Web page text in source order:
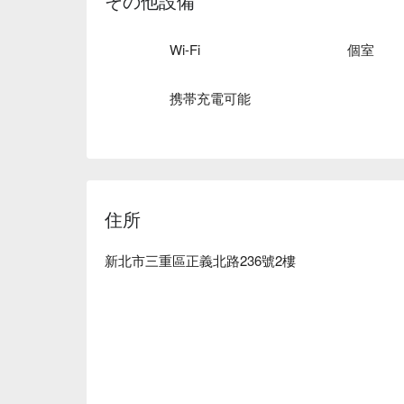
Hotsister 距離捷運三重國小站步行僅約 7 分鐘，
會館優惠立刻查看⬇︎
Wi-Fi 個室
携帯充電可能
住所
新北市三重區正義北路236號2樓